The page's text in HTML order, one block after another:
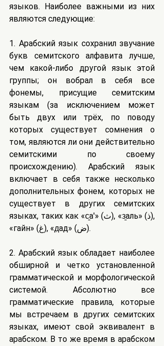
языков. Наиболее важными из них
являются следующие:
1. Арабский язык сохранил звучание
букв семитского алфавита лучше,
чем какой-либо другой язык этой
группы; он вобрал в себя все
фонемы, присущие семитским
языкам (за исключением может
быть двух или трёх, по поводу
которых существует сомнения о
том, являются ли они действительно
семитскими по своему
происхождению). Арабский язык
включает в себя также несколько
дополнительных фонем, которых не
существует в других семитских
языках, таких как «с̱а'» (ث), «з̱аль» (ذ),
«гайн» (غ), «д̣ад» (ض).
2. Арабский язык обладает наиболее
обширной и четко установленной
грамматической и морфологической
системой. Абсолютно все
грамматические правила, которые
мы встречаем в других семитских
языках, имеют свой эквивалент в
арабском. В то же время в арабском